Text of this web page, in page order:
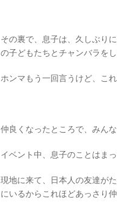
その裏で、息子は、久しぶり
の子どもたちとチャンバラを
ホンマもう一回言うけど、こ
仲良くなったところで、みん
イベント中、息子のことはま
現地に来て、日本人の友達が
にいるからこれほどあっさり